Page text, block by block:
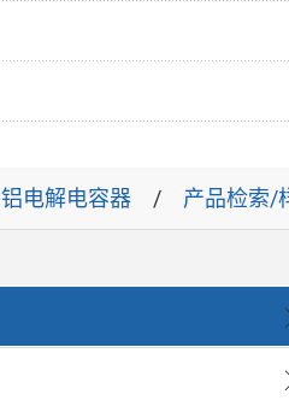
铝电解电容器 产品检索/